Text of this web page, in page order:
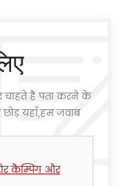
चाहते हैं पता करने के
यहाँ,हम जवाब
कैम्पिंग और